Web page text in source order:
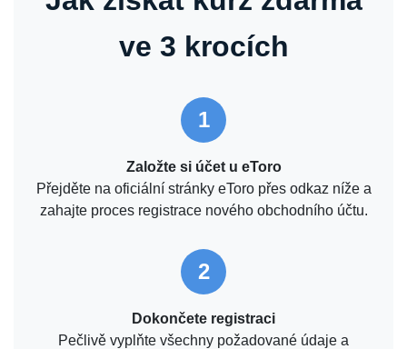
ve 3 krocích
1
Založte si účet u eToro
Přejděte na oficiální stránky eToro přes odkaz níže a
zahajte proces registrace nového obchodního účtu.
2
Dokončete registraci
Pečlivě vyplňte všechny požadované údaje a